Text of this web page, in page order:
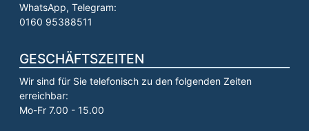
WhatsApp, Telegram:
0160 95388511
GESCHÄFTSZEITEN
Wir sind für Sie telefonisch zu den folgenden Zeiten
erreichbar:
Mo-Fr 7.00 - 15.00